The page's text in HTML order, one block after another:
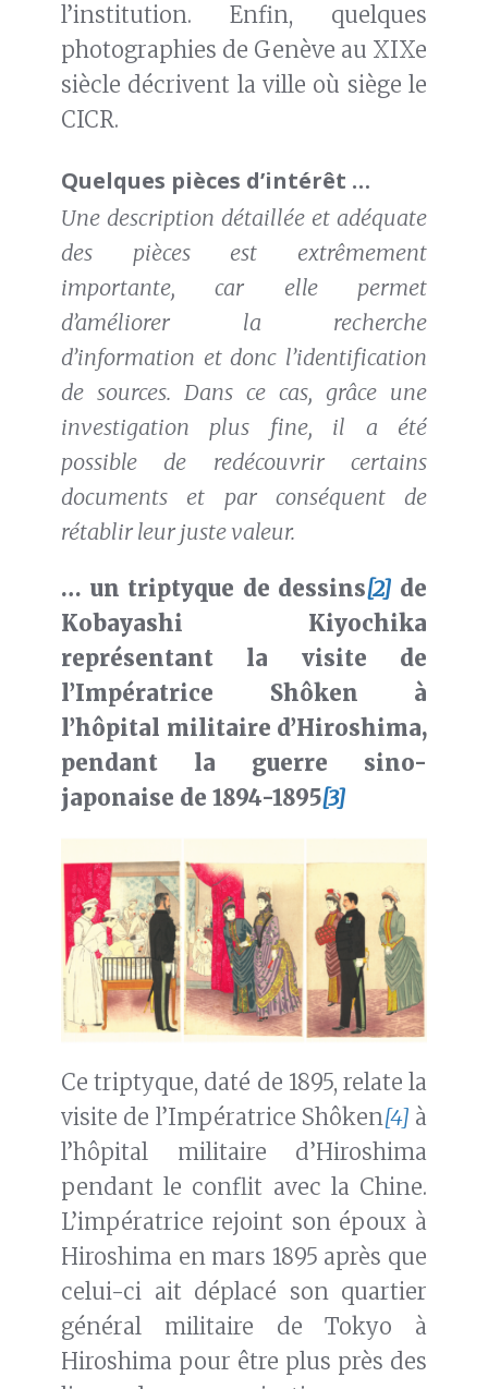
l’institution. Enfin, quelques
photographies de Genève au XIXe
siècle décrivent la ville où siège le
CICR.
Quelques pièces d’intérêt …
Une description détaillée et adéquate
des pièces est extrêmement
importante, car elle permet
d’améliorer la recherche
d’information et donc l’identification
de sources. Dans ce cas, grâce une
investigation plus fine, il a été
possible de redécouvrir certains
documents et par conséquent de
rétablir leur juste valeur.
… un triptyque de dessins[2] de
Kobayashi Kiyochika
représentant la visite de
l’Impératrice Shôken à
l’hôpital militaire d’Hiroshima,
pendant la guerre sino-
japonaise de 1894-1895[3]
Ce triptyque, daté de 1895, relate la
visite de l’Impératrice Shôken[4] à
l’hôpital militaire d’Hiroshima
pendant le conflit avec la Chine.
L’impératrice rejoint son époux à
Hiroshima en mars 1895 après que
celui-ci ait déplacé son quartier
général militaire de Tokyo à
Hiroshima pour être plus près des